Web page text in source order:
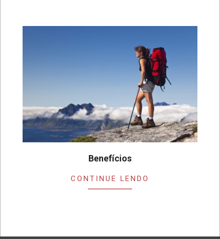
Benefícios
CONTINUE LENDO